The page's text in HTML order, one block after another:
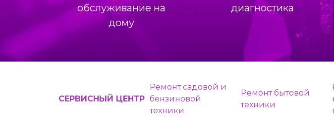
обслуживание на
дому
диагностика
СЕРВИСНЫЙ ЦЕНТР
Ремонт садовой и
бензиновой
техники
Ремонт бытовой
техники